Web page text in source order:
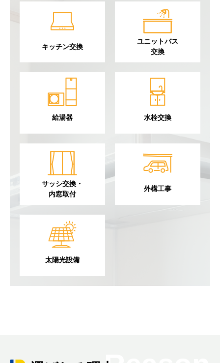
キッチン交換
ユニットバス
交換
給湯器 水栓交換
サッシ交換・
内窓取付
外構工事
太陽光設備